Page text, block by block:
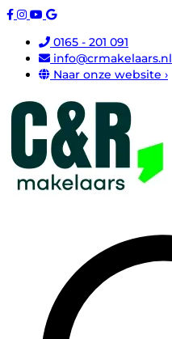
0165 - 201 091
info@crmakelaars.nl
Naar onze website ›